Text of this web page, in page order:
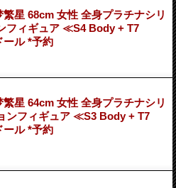
星 68cm 女性 全身プラチナシリ
フィギュア ≪S4 Body + T7
ル *予約
星 64cm 女性 全身プラチナシリ
ンフィギュア ≪S3 Body + T7
ル *予約